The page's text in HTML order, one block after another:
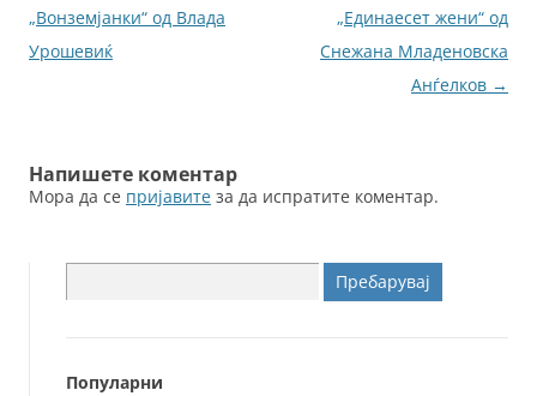
o
k
er
за
написи
„Вонземјанки“ од Влада
Урошевиќ
„Единаесет жени“ од
Снежана Младеновска
Анѓелков →
Напишете коментар
Мора да се пријавите за да испратите коментар.
за:
Популарни